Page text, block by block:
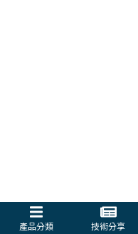
產品分類 技術分享